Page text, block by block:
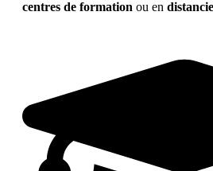
centres de formation ou en